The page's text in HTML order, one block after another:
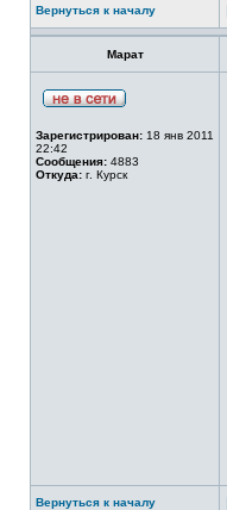
Вернуться к началу
Марат
Зарегистрирован: 18 янв 2011
22:42
Сообщения: 4883
Откуда: г. Курск
Вернуться к началу